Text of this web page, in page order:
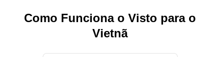
Como Funciona o Visto para o
Vietnã